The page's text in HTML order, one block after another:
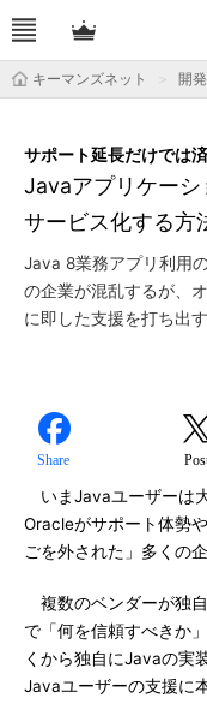
キーマンズネット 開発
Javaアプリケーシ
サービス化する方
サポート延長だけでは
Java 8業務アプリ利用
の企業が混乱するが、
に即した支援を打ち出
Share
いまJavaユーザーは
Oracleがサポート体勢
ごを外された」多くの
複数のベンダーが独
で「何を信頼すべきか
くから独自にJavaの実
Javaユーザーの支援に